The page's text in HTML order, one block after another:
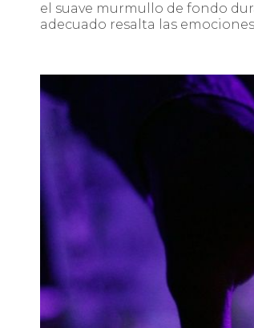
el suave murmullo de fondo
adecuado resalta las